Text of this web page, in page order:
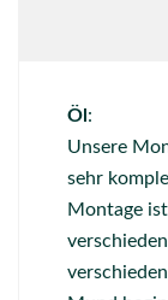
Öl :
Unsere
sehr
Montage